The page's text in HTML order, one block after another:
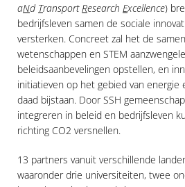
aNd TransportResearch Excellence)
bedrijfsleven samen de sociale
versterken. Concreet zal het de
wetenschappen en STEM
beleidsaanbevelingen opstellen, en
initiatieven op het gebied van
daad bijstaan. Door SSH
integreren in beleid en bedrijfsleven
richting CO2 versnellen.
13 partners vanuit verschillende
waaronder drie universiteiten, twee